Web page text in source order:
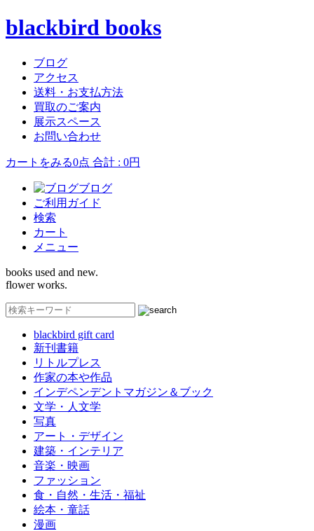
blackbird books
ブログ
アクセス
送料・お支払方法
買取のご案内
展示スペース
お問い合わせ
カートをみる0点 合計 : 0円
ブログ
ご利用ガイド
検索
カート
メニュー
books used and new.
flower works.
blackbird gift card
新刊書籍
リトルプレス
作家の本や作品
インデペンデントマガジン＆ブック
文学・人文学
写真
アート・デザイン
建築・インテリア
音楽・映画
ファッション
食・自然・生活・福祉
絵本・童話
漫画